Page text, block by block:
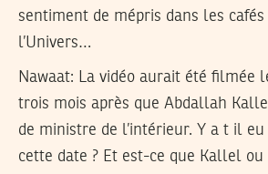
sentiment de mépris dans les cafés
l’Univers…
Nawaat: La vidéo aurait été filmée
trois mois après que Abdallah
de ministre de l’intérieur. Y a t il eu
cette date ? Et est-ce que Kallel